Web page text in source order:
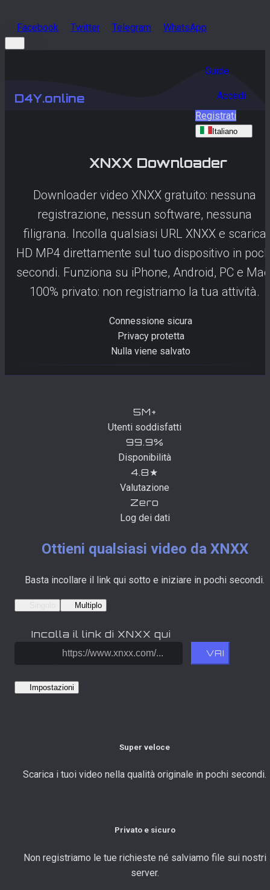
Facebook Twitter Telegram WhatsApp
D4Y.online
Guide
Accedi
Registrati
Italiano
XNXX Downloader
Downloader video XNXX gratuito: nessuna
registrazione, nessun software, nessuna
filigrana. Incolla qualsiasi URL XNXX e scarica
HD MP4 direttamente sul tuo dispositivo in
secondi. Funziona su iPhone, Android, PC e
100% privato: non registriamo la tua attività.
Connessione sicura
Privacy protetta
Nulla viene salvato
5M+
Utenti soddisfatti
99.9%
Disponibilità
4.8★
Valutazione
Zero
Log dei dati
Ottieni qualsiasi video da XNXX
Basta incollare il link qui sotto e iniziare in pochi secondi.
Multiplo
Incolla il link di XNXX qui
VAI
Impostazioni
Super veloce
Scarica i tuoi video nella qualità originale in pochi secondi.
Privato e sicuro
Non registriamo le tue richieste né salviamo file sui nostri
server.